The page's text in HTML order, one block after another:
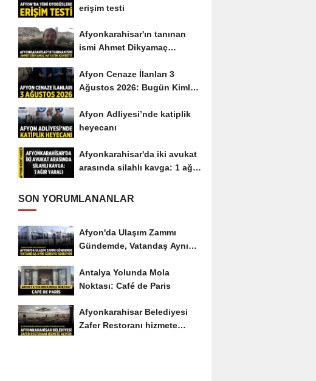
erişim testi
Afyonkarahisar'ın tanınan
ismi Ahmet Dikyamaç
Afyon Cenaze İlanları 3
Ağustos 2026: Bugün Kimler
Afyon Adliyesi’nde katiplik
heyecanı
Afyonkarahisar'da iki avukat
arasında silahlı kavga: 1 ağır
SON YORUMLANANLAR
Afyon'da Ulaşım Zammı
Gündemde, Vatandaş Aynı
Antalya Yolunda Mola
Noktası: Café de Paris
Afyonkarahisar Belediyesi
Zafer Restoranı hizmete